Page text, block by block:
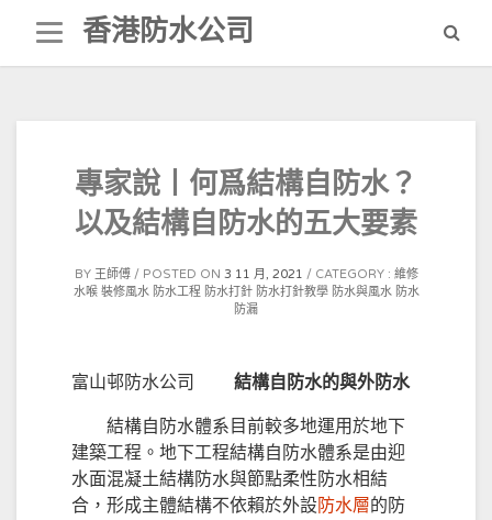
content
香港防水公司
專家說丨何爲結構自防水？
以及結構自防水的五大要素
BY 王師傅 POSTED ON 3 11 月, 2021 CATEGORY : 維修
水喉 裝修風水 防水工程 防水打針 防水打針教學 防水與風水 防水
防漏
富山邨防水公司
結構自防水的與外防水
結構自防水體系目前較多地運用於地下
建築工程。地下工程結構自防水體系是由迎
水面混凝土結構防水與節點柔性防水相結
合，形成主體結構不依賴於外設 防水層的防